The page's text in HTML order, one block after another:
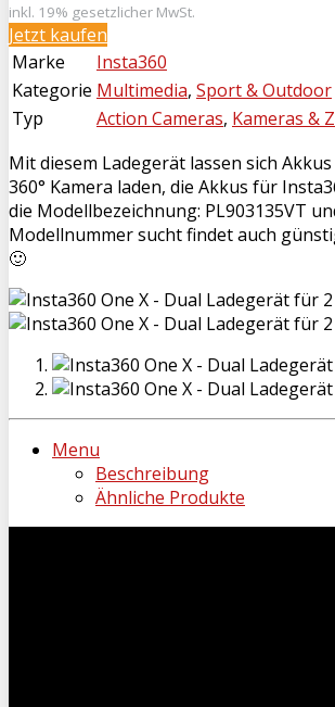
inkl. 19% gesetzlicher MwSt.
Jetzt kaufen
Marke
Insta360
Kategorie Multimedia, Sport & Outdoor
Typ
Action Cameras, Kameras &
Mit diesem Ladegerät lassen sich
360° Kamera laden, die Akkus für
die Modellbezeichnung: PL903135VT
Modellnummer sucht findet auch
🙂
Menu
Beschreibung
Ähnliche Produkte